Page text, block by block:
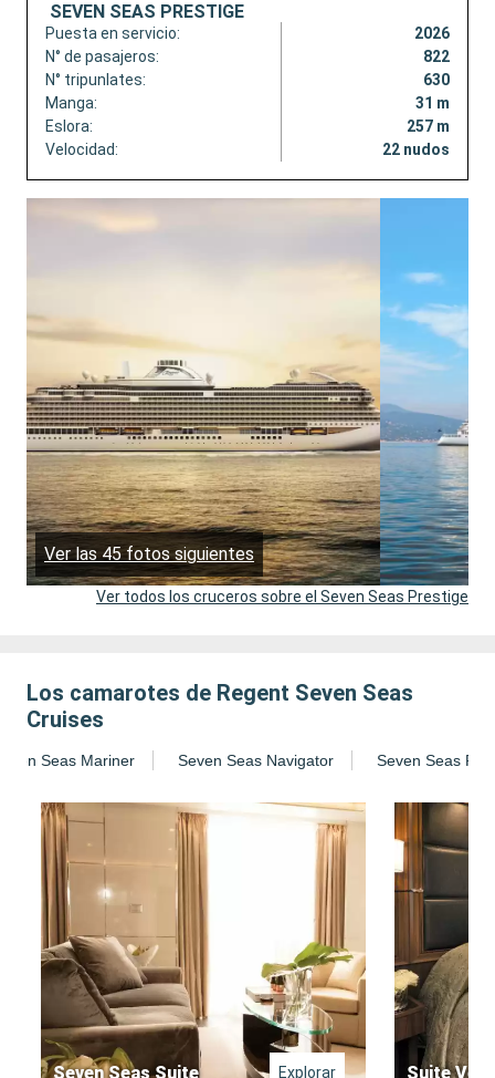
SEVEN SEAS PRESTIGE
Puesta en servicio:
2026
N° de pasajeros:
822
N° tripunlates:
630
Manga:
31 m
Eslora:
257 m
Velocidad:
22 nudos
Ver las 45 fotos siguientes
Ver todos los cruceros sobre el Seven Seas Prestige
Los camarotes de Regent Seven Seas
Cruises
Seas Mariner Seven Seas Navigator Seven Seas
Seven Seas Suite Explorar Suite